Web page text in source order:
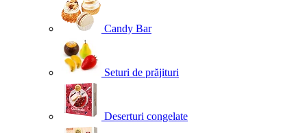
Candy Bar
Seturi de prăjituri
Deserturi congelate